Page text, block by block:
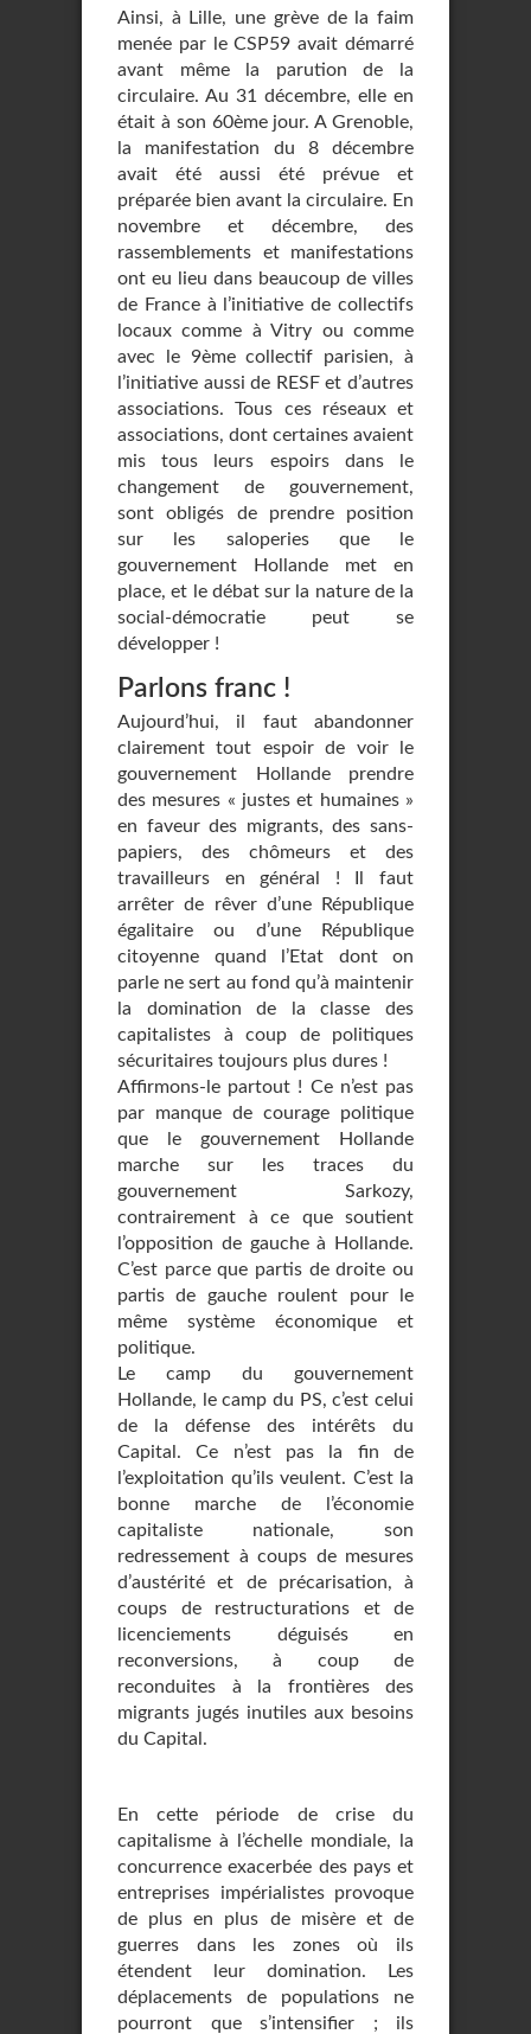
Ainsi, à Lille, une grève de la faim
menée par le CSP59 avait démarré
avant même la parution de la
circulaire. Au 31 décembre, elle en
était à son 60ème jour. A Grenoble,
la manifestation du 8 décembre
avait été aussi été prévue et
préparée bien avant la circulaire. En
novembre et décembre, des
rassemblements et manifestations
ont eu lieu dans beaucoup de villes
de France à l’initiative de collectifs
locaux comme à Vitry ou comme
avec le 9ème collectif parisien, à
l’initiative aussi de RESF et d’autres
associations. Tous ces réseaux et
associations, dont certaines avaient
mis tous leurs espoirs dans le
changement de gouvernement,
sont obligés de prendre position
sur les saloperies que le
gouvernement Hollande met en
place, et le débat sur la nature de la
social-démocratie peut se
développer !
Parlons franc !
Aujourd’hui, il faut abandonner
clairement tout espoir de voir le
gouvernement Hollande prendre
des mesures « justes et humaines »
en faveur des migrants, des sans-
papiers, des chômeurs et des
travailleurs en général ! Il faut
arrêter de rêver d’une République
égalitaire ou d’une République
citoyenne quand l’Etat dont on
parle ne sert au fond qu’à maintenir
la domination de la classe des
capitalistes à coup de politiques
sécuritaires toujours plus dures !
Affirmons-le partout ! Ce n’est pas
par manque de courage politique
que le gouvernement Hollande
marche sur les traces du
gouvernement Sarkozy,
contrairement à ce que soutient
l’opposition de gauche à Hollande.
C’est parce que partis de droite ou
partis de gauche roulent pour le
même système économique et
politique.
Le camp du gouvernement
Hollande, le camp du PS, c’est celui
de la défense des intérêts du
Capital. Ce n’est pas la fin de
l’exploitation qu’ils veulent. C’est la
bonne marche de l’économie
capitaliste nationale, son
redressement à coups de mesures
d’austérité et de précarisation, à
coups de restructurations et de
licenciements déguisés en
reconversions, à coup de
reconduites à la frontières des
migrants jugés inutiles aux besoins
du Capital.
En cette période de crise du
capitalisme à l’échelle mondiale, la
concurrence exacerbée des pays et
entreprises impérialistes provoque
de plus en plus de misère et de
guerres dans les zones où ils
étendent leur domination. Les
déplacements de populations ne
pourront que s’intensifier ; ils